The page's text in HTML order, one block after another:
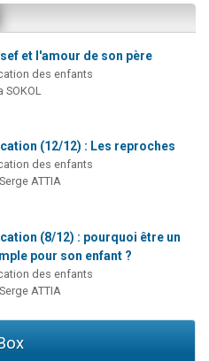
et l'amour de son père
des enfants
SOKOL
(12/12) : Les reproches
des enfants
ATTIA
(8/12) : pourquoi être un
pour son enfant ?
des enfants
ATTIA